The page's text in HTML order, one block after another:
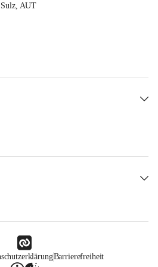
Sulz, AUT
Barrierefreiheit